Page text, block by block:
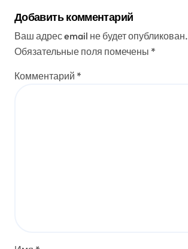
Добавить комментарий
Ваш адрес email не будет опубликован.
Обязательные поля помечены *
Комментарий *